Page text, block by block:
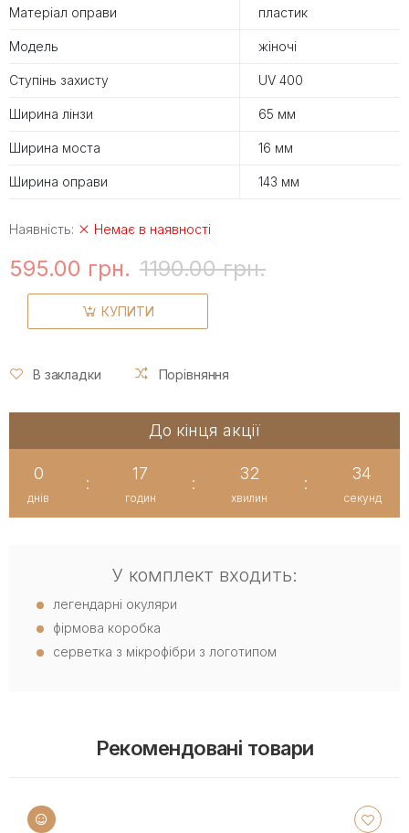
Матеріал оправи пластик
Модель жіночі
Ступінь захисту UV 400
Ширина лінзи 65 мм
Ширина моста 16 мм
Ширина оправи 143 мм
Наявність: Немає в наявності
595.00 грн. 1190.00 грн.
КУПИТИ
В закладки Порівняння
До кінця акції
0
днів
:
17
годин
:
32
хвилин
:
34
секунд
У комплект входить:
легендарні окуляри
фірмова коробка
серветка з мікрофібри з логотипом
Рекомендовані товари